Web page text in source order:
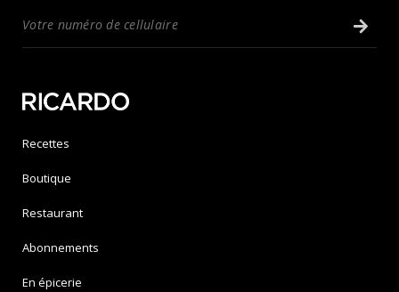
Recettes
Boutique
Restaurant
Abonnements
En épicerie